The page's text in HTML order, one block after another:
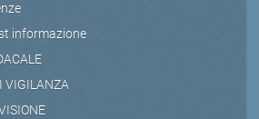
informazione
VIGILANZA